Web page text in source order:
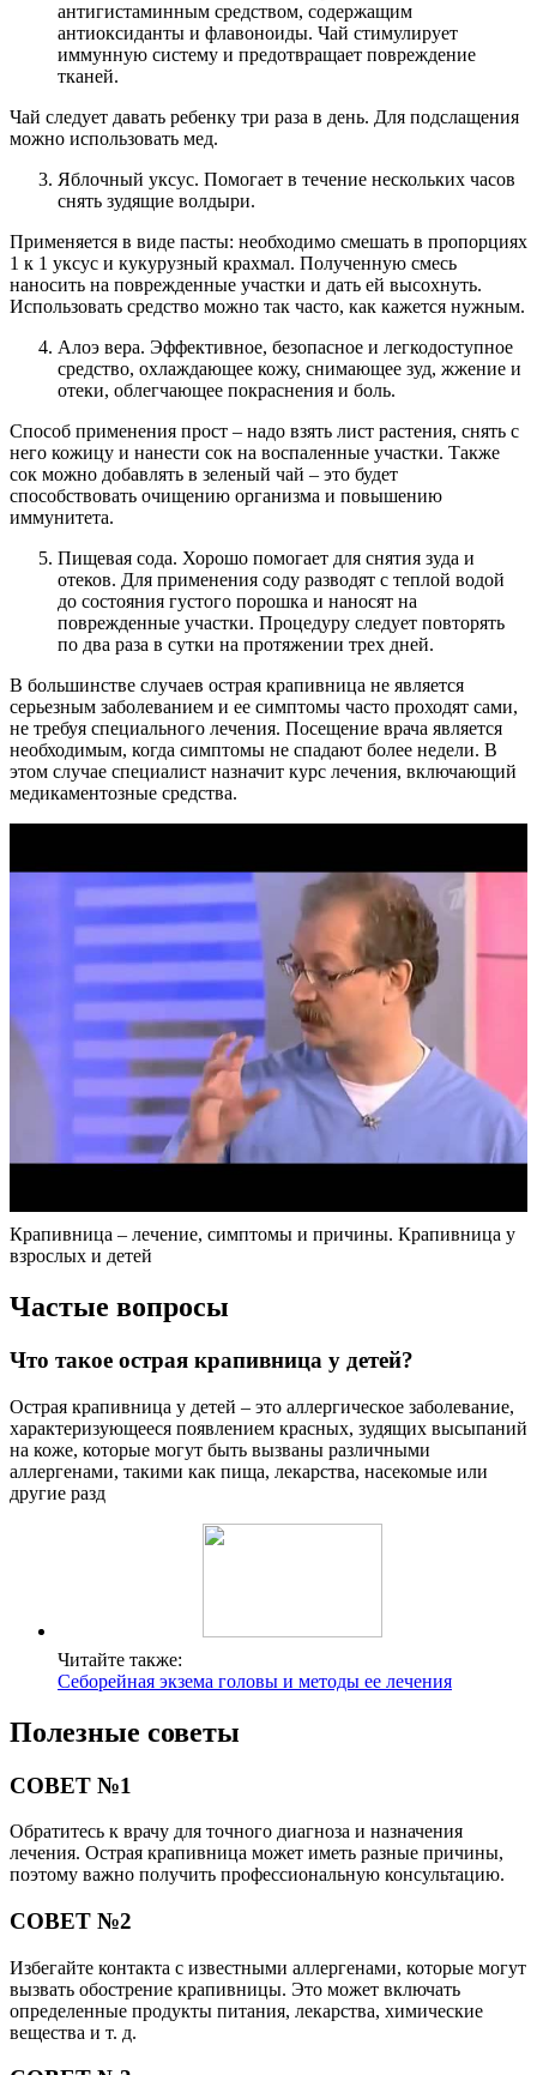
антигистаминным средством, содержащим
антиоксиданты и флавоноиды. Чай стимулирует
иммунную систему и предотвращает повреждение
тканей.
Чай следует давать ребенку три раза в день. Для подслащения
можно использовать мед.
Яблочный уксус. Помогает в течение нескольких часов
снять зудящие волдыри.
Применяется в виде пасты: необходимо смешать в пропорциях
1 к 1 уксус и кукурузный крахмал. Полученную смесь
наносить на поврежденные участки и дать ей высохнуть.
Использовать средство можно так часто, как кажется нужным.
Алоэ вера. Эффективное, безопасное и легкодоступное
средство, охлаждающее кожу, снимающее зуд, жжение и
отеки, облегчающее покраснения и боль.
Способ применения прост – надо взять лист растения, снять с
него кожицу и нанести сок на воспаленные участки. Также
сок можно добавлять в зеленый чай – это будет
способствовать очищению организма и повышению
иммунитета.
Пищевая сода. Хорошо помогает для снятия зуда и
отеков. Для применения соду разводят с теплой водой
до состояния густого порошка и наносят на
поврежденные участки. Процедуру следует повторять
по два раза в сутки на протяжении трех дней.
В большинстве случаев острая крапивница не является
серьезным заболеванием и ее симптомы часто проходят сами,
не требуя специального лечения. Посещение врача является
необходимым, когда симптомы не спадают более недели. В
этом случае специалист назначит курс лечения, включающий
медикаментозные средства.
Крапивница – лечение, симптомы и причины. Крапивница у
взрослых и детей
Частые вопросы
Что такое острая крапивница у детей?
Острая крапивница у детей – это аллергическое заболевание,
характеризующееся появлением красных, зудящих высыпаний
на коже, которые могут быть вызваны различными
аллергенами, такими как пища, лекарства, насекомые или
другие разд
Читайте также:
Себорейная экзема головы и методы ее лечения
Полезные советы
СОВЕТ №1
Обратитесь к врачу для точного диагноза и назначения
лечения. Острая крапивница может иметь разные причины,
поэтому важно получить профессиональную консультацию.
СОВЕТ №2
Избегайте контакта с известными аллергенами, которые могут
вызвать обострение крапивницы. Это может включать
определенные продукты питания, лекарства, химические
вещества и т. д.